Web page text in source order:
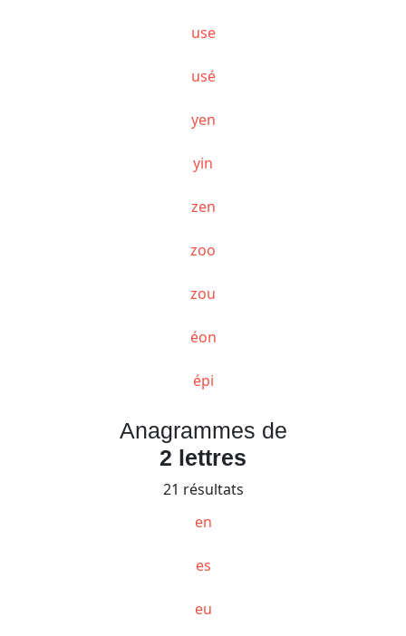
use
usé
yen
yin
zen
zoo
zou
éon
épi
Anagrammes de
2 lettres
21 résultats
en
es
eu